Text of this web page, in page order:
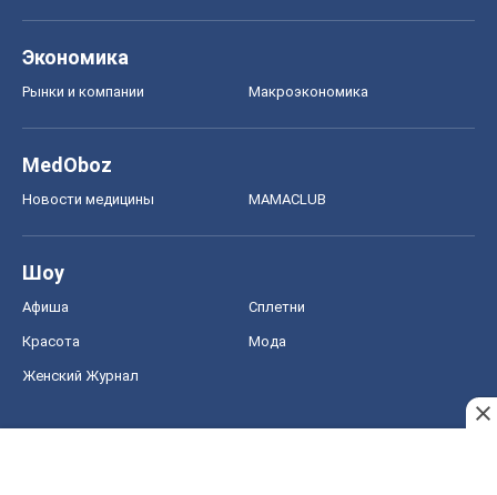
Экономика
Рынки и компании Mакроэкономика
MedOboz
Новости медицины MAMACLUB
Шоу
Афиша Сплетни
Красота Мода
Женский Журнал